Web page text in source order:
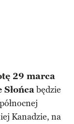
29 marca
będzie
Kanadzie, na